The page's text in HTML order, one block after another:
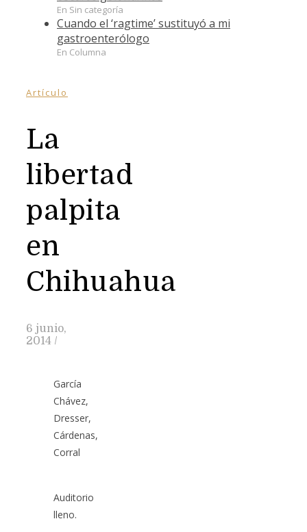
En Sin categoría
Cuando el ‘ragtime’ sustituyó a mi
gastroenterólogo
En Columna
Artículo
La
libertad
palpita
en
Chihuahua
6 junio,
2014 /
García
Chávez,
Dresser,
Cárdenas,
Corral
Auditorio
lleno.